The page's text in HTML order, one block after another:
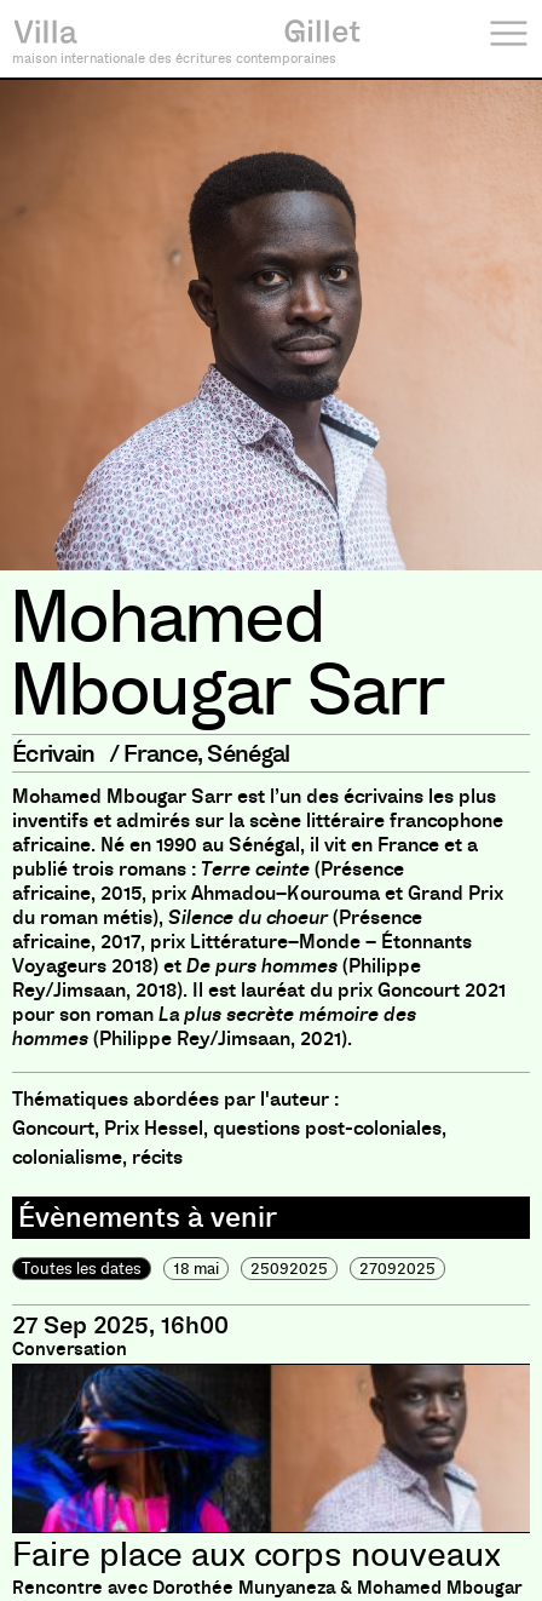
maison internationale des écritures contemporaines
Mohamed
Mbougar Sarr
Écrivain /France,Sénégal
Mohamed Mbougar Sarr est l’un des écrivains les plus
inventifs et admirés sur la scène littéraire francophone
africaine. Né en 1990 au Sénégal, il vit en France et a
publié trois romans : Terre ceinte(Présence
africaine, 2015, prix Ahmadou–Kourouma et Grand Prix
du roman métis),Silence du choeur(Présence
africaine, 2017, prix Littérature–Monde – Étonnants
Voyageurs 2018)etDe purs hommes(Philippe
Rey/Jimsaan, 2018). Il est lauréat du prix Goncourt 2021
pour son romanLa plus secrète mémoire des
hommes(Philippe Rey/Jimsaan, 2021).
Thématiques abordées par l'auteur :
Goncourt, Prix Hessel, questions post-coloniales,
colonialisme, récits
Toutes les dates 18 mai 25092025 27092025
27 Sep 2025, 16h00
Conversation
Faire place aux corps nouveaux
Rencontre avec Dorothée Munyaneza & Mohamed Mbougar